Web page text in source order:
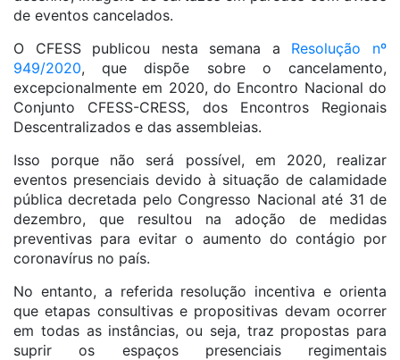
O CFESS publicou nesta semana a Resolução nº
949/2020, que dispõe sobre o cancelamento,
excepcionalmente em 2020, do Encontro Nacional do
Conjunto CFESS-CRESS, dos Encontros Regionais
Descentralizados e das assembleias.
Isso porque não será possível, em 2020, realizar
eventos presenciais devido à situação de calamidade
pública decretada pelo Congresso Nacional até 31 de
dezembro, que resultou na adoção de medidas
preventivas para evitar o aumento do contágio por
coronavírus no país.
No entanto, a referida resolução incentiva e orienta
que etapas consultivas e propositivas devam ocorrer
em todas as instâncias, ou seja, traz propostas para
suprir os espaços presenciais regimentais